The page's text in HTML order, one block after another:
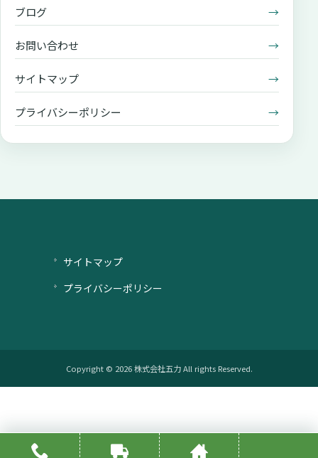
ブログ →
お問い合わせ →
サイトマップ →
プライバシーポリシー →
サイトマップ
プライバシーポリシー
Copyright © 2026 株式会社五力 All rights Reserved.
電話相談 お問い合わせ